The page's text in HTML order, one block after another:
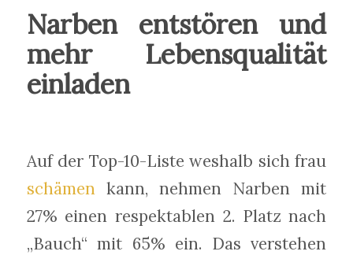
Narben entstören und
mehr Lebensqualität
einladen
Auf der Top-10-Liste weshalb sich frau
schämenkann, nehmen Narben mit
27% einen respektablen 2. Platz nach
„Bauch“ mit 65% ein. Das verstehen